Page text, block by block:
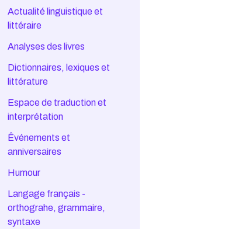
Actualité linguistique et
littéraire
Analyses des livres
Dictionnaires, lexiques et
littérature
Espace de traduction et
interprétation
Êvénements et
anniversaires
Humour
Langage français -
orthograhe, grammaire,
syntaxe